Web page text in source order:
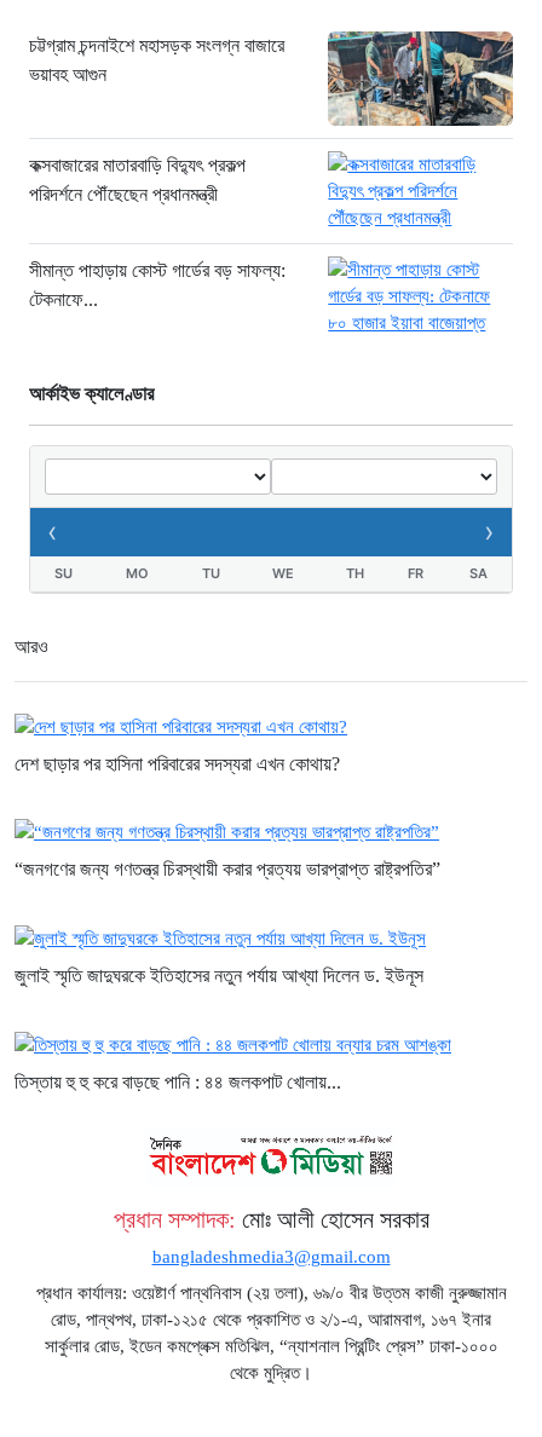
খুলবে হরমুজ প্রণালি
মহাস্থানগড়ে নির্মাণে স্থিতাবস্থা বজায় রাখার
নির্দেশ, আপিলের অনুমতি পেল সরকার
কক্সবাজারের মাতারবাড়ি বিদ্যুৎ প্রকল্প
পরিদর্শনে পৌঁছেছেন প্রধানমন্ত্রী
৬ ঘণ্টা আগে
চট্টগ্রাম চন্দনাইশে মহাসড়ক সংলগ্ন বাজারে
ভয়াবহ আগুন
কক্সবাজারের মাতারবাড়ি বিদ্যুৎ প্রকল্প
পরিদর্শনে পৌঁছেছেন প্রধানমন্ত্রী
সীমান্ত পাহাড়ায় কোস্ট গার্ডের বড় সাফল্য:
টেকনাফে...
আর্কাইভ ক্যালেণ্ডার
‹ ›
SU MO TU WE TH FR SA
আরও
দেশ ছাড়ার পর হাসিনা পরিবারের সদস্যরা এখন কোথায়?
“জনগণের জন্য গণতন্ত্র চিরস্থায়ী করার প্রত্যয় ভারপ্রাপ্ত রাষ্ট্রপতির”
জুলাই স্মৃতি জাদুঘরকে ইতিহাসের নতুন পর্যায় আখ্যা দিলেন ড. ইউনূস
তিস্তায় হু হু করে বাড়ছে পানি : ৪৪ জলকপাট খোলায়...
প্রধান সম্পাদক: মোঃ আলী হোসেন সরকার
bangladeshmedia3@gmail.com
প্রধান কার্যালয়: ওয়েষ্টার্ণ পান্থনিবাস (২য় তলা), ৬৯/০ বীর উত্তম কাজী নুরুজ্জামান
রোড, পান্থপথ, ঢাকা-১২১৫ থেকে প্রকাশিত ও ২/১-এ, আরামবাগ, ১৬৭ ইনার
সার্কুলার রোড, ইডেন কমপ্লেক্স মতিঝিল, “ন্যাশনাল প্রিন্টিং প্রেস” ঢাকা-১০০০
থেকে মুদ্রিত।